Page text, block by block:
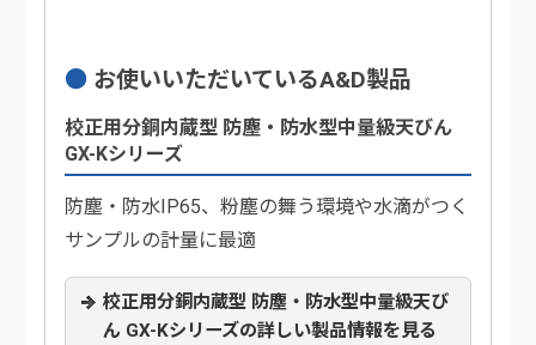
お使いいただいているA&D製品
校正用分銅内蔵型 防塵・防水型中量級天びん
GX-Kシリーズ
防塵・防水IP65、粉塵の舞う環境や水滴がつく
サンプルの計量に最適
校正用分銅内蔵型 防塵・防水型中量級天び
ん GX-Kシリーズの詳しい製品情報を見る